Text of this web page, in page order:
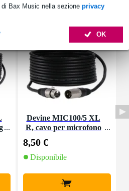
Bax Music nella sezione privacy
OK
Devine MIC100/5 XL
R, cavo per microfono
8,50 €
Disponibile
+